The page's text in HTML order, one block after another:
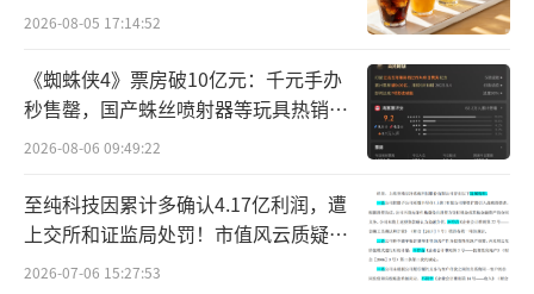
2026-08-05 17:14:52
《蜘蛛侠4》票房破10亿元：千元手办
秒售罄，国产蛛丝喷射器等玩具热销海
外
2026-08-06 09:49:22
至纯科技因累计多确认4.17亿利润，遭
上交所和证监局处罚！市值风云质疑其
财务问题，遭巨额索赔！
2026-07-06 15:27:53